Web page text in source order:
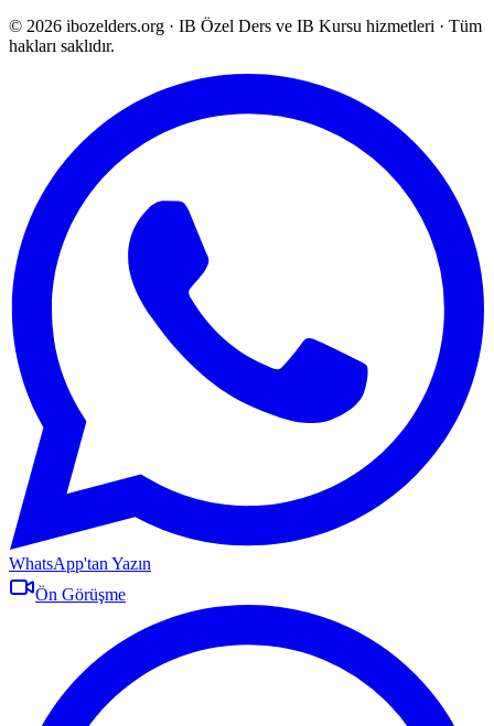
© 2026 ibozelders.org · IB Özel Ders ve IB Kursu hizmetleri · Tüm
hakları saklıdır.
WhatsApp'tan Yazın
Ön Görüşme